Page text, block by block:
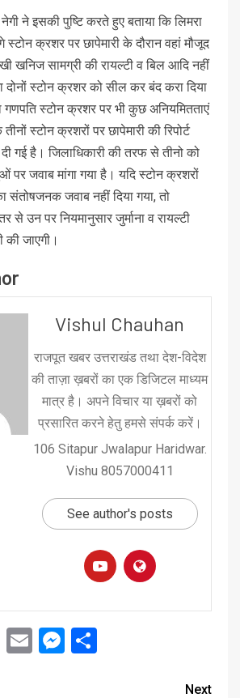
ने इसकी पुष्टि करते हुए बताया कि लिमरा
क्रशर पर छापेमारी के दौरान वहां मौजूद
खनिज सामग्री की रायल्टी व बिल आदि नहीं
दोनों स्टोन क्रशर को सील कर बंद करा दिया
स्टोन क्रशर पर भी कुछ अनियमितताएं
स्टोन क्रशरों पर छापेमारी की रिपोर्ट
गई है। जिलाधिकारी की तरफ से तीनो को
पर जवाब मांगा गया है। यदि स्टोन क्रशरों
जवाब नहीं दिया गया, तो
से उन पर नियमानुसार जुर्माना व रायल्टी
जाएगी।
Vishul Chauhan
राजपूत खबर उत्तराखंड तथा देश-विदेश
की ताज़ा ख़बरों का एक डिजिटल माध्यम
मात्र है। अपने विचार या ख़बरों को
प्रसारित करने हेतु हमसे संपर्क करें।
106 Sitapur Jwalapur Haridwar.
Vishu 8057000411
See author's posts
WhatsApp
EmailMessenger
Next